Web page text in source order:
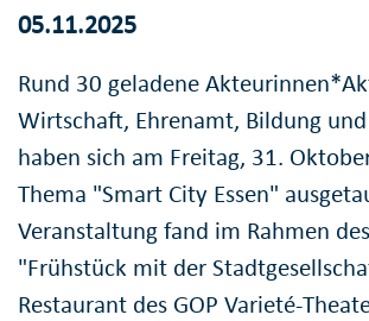
05.11.2025
Rund 30 geladene
Wirtschaft, Ehrenamt, Bildung
haben sich am Freitag, 31.
Thema "Smart City Essen"
Veranstaltung fand im Rahmen
"Frühstück mit der
Restaurant des GOP Varieté-